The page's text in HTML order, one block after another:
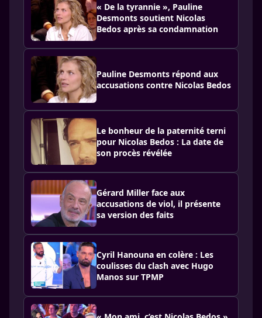
« De la tyrannie », Pauline
Desmonts soutient Nicolas
Bedos après sa condamnation
Pauline Desmonts répond aux
accusations contre Nicolas Bedos
Le bonheur de la paternité terni
pour Nicolas Bedos : La date de
son procès révélée
Gérard Miller face aux
accusations de viol, il présente
sa version des faits
Cyril Hanouna en colère : Les
coulisses du clash avec Hugo
Manos sur TPMP